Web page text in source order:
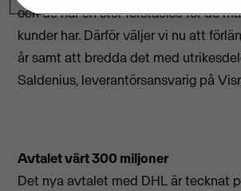
och de har en stor förståelse för de
kunder har. Därför väljer vi nu att
år samt att bredda det med
Saldenius, leverantörsansvarig på
Avtalet värt 300 miljoner
Det nya avtalet med DHL är tecknat